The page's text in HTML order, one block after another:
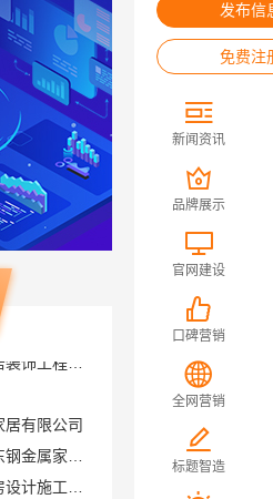
有限公司
厨餐厅装饰工程新中式为什么江苏东钢金属家居有限公司
苏州兔哥哥智装新材料有限公司婚房设计施工一体化
江西装修原木风全包服务选江西尚宅尚品新型环保材料有限公司
发布信
免费注
新闻资讯
品牌展示
官网建设
口碑营销
全网营销
标题智造